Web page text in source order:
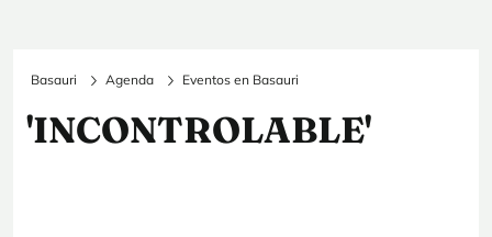
Basauri Agenda Eventos en Basauri
'INCONTROLABLE'